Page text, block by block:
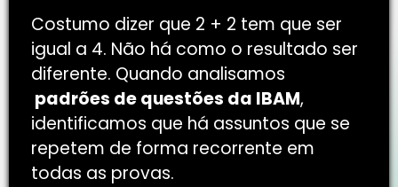
Costumo dizer que 2 + 2 tem que ser
igual a 4. Não há como o resultado ser
diferente. Quando analisamos
padrões de questões da IBAM,
identificamos que há assuntos que se
repetem de forma recorrente em
todas as provas.